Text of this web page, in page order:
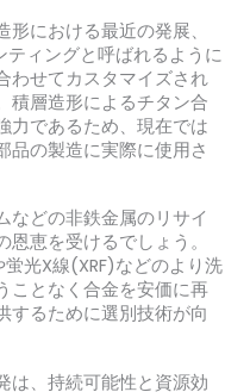
における最近の発展、
ティングと呼ばれるように
わせてカスタマイズされ
積層造形によるチタン合
力であるため、現在では
品の製造に実際に使用さ
などの非鉄金属のリサイ
恵を受けるでしょう。
光X線(XRF)などのより洗
ことなく合金を安価に再
するために選別技術が向
は、持続可能性と資源効